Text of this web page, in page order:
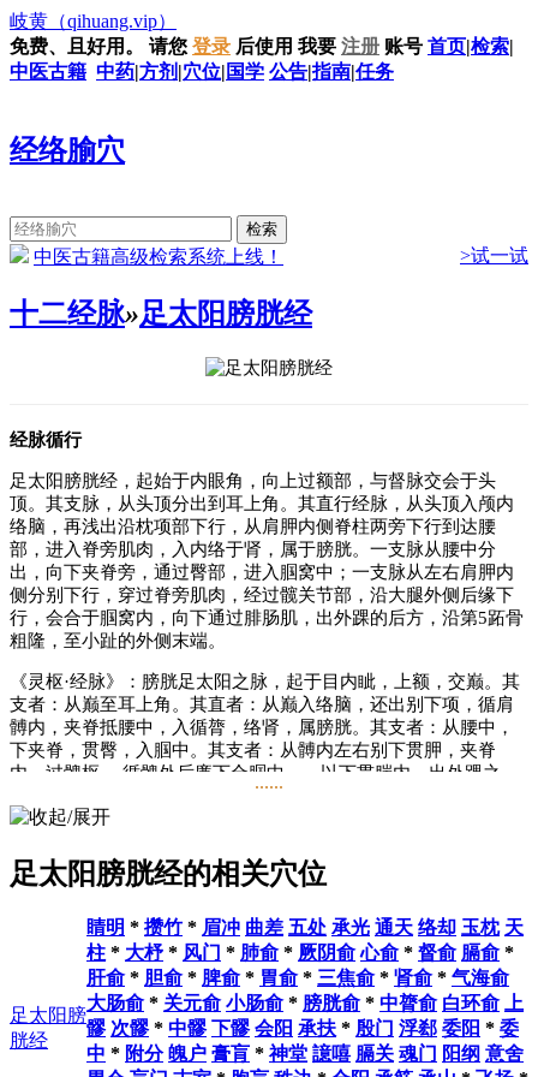
岐黄 （qihuang.vip）
免费、且好用。
请您 登录 后使用 我要 注册 账号 首页|检索|
中医古籍 中药|方剂 |穴位| 国学 公告|指南|任务
经络腧穴
中医古籍高级检索系统上线！ >试一试
十二经脉»足太阳膀胱经
经脉循行
足太阳膀胱经，起始于内眼角，向上过额部，与督脉交会于头
顶。其支脉，从头顶分出到耳上角。其直行经脉，从头顶入颅内
络脑，再浅出沿枕项部下行，从肩胛内侧脊柱两旁下行到达腰
部，进入脊旁肌肉，入内络于肾，属于膀胱。一支脉从腰中分
出，向下夹脊旁，通过臀部，进入腘窝中；一支脉从左右肩胛内
侧分别下行，穿过脊旁肌肉，经过髋关节部，沿大腿外侧后缘下
行，会合于腘窝内，向下通过腓肠肌，出外踝的后方，沿第5跖骨
粗隆，至小趾的外侧末端。
《灵枢·经脉》：膀胱足太阳之脉，起于目内眦，上额，交巅。其
支者：从巅至耳上角。其直者：从巅入络脑，还出别下项，循肩
髆内，夹脊抵腰中，入循膂，络肾，属膀胱。其支者：从腰中，
下夹脊，贯臀，入腘中。其支者：从髆内左右别下贯胛，夹脊
内，过髀枢 ，循髀外后廉下合腘中——以下贯腨内，出外踝之
小便不通，遗尿，癫狂，目痛，鼻塞多涕等，头痛以及项、背、
1、脏腑病证：十二脏腑及其相关组织器官病证。
2、神志病：癫、狂、痫等。
3、头面五官病：头痛、鼻塞、鼻衄等。
......
足太阳膀胱经的相关穴位
足太阳膀
胱经
睛明 * 攒竹 * 眉冲 曲差 五处 承光 通天 络却 玉枕 天
柱 * 大杼 * 风门 * 肺俞* 厥阴俞 心俞* 督俞 膈俞*
肝俞* 胆俞* 脾俞* 胃俞* 三焦俞* 肾俞* 气海俞
大肠俞* 关元俞 小肠俞* 膀胱俞* 中膂俞 白环俞 上
髎 次髎* 中髎 下髎 会阳 承扶 * 殷门 浮郄 委阳 * 委
中 * 附分 魄户 膏肓 * 神堂 譩嘻 膈关 魂门 阳纲 意舍